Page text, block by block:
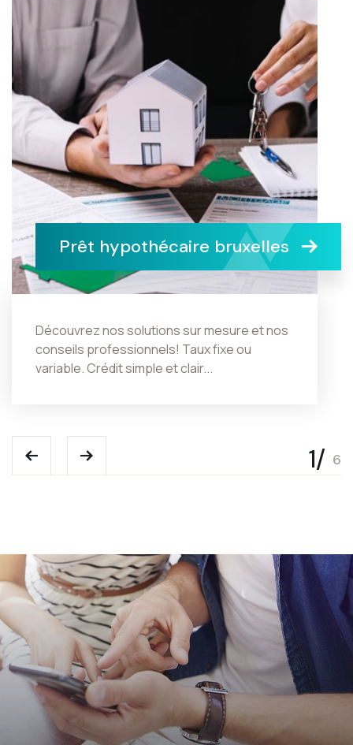
Prêt hypothécaire bruxelles
Découvrez nos solutions sur mesure et nos
conseils professionnels! Taux fixe ou
variable. Crédit simple et clair...